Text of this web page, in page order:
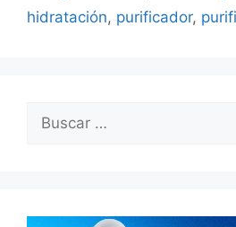
hidratación, purificador,
Buscar: